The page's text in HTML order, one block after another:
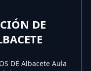
DE
DE Albacete Aula